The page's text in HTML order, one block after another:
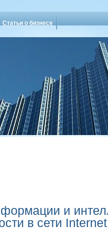
Статьи о бизнесе
и
в сети Internet